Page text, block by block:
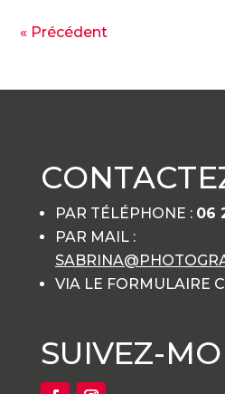
« Précédent
PAR TÉLÉPHONE : 06
PAR MAIL :
VIA LE FORMULAIRE
SUIVEZ-